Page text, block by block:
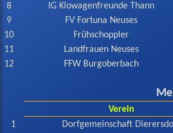
8
IG Klowagenfreunde Thann
9
FV Fortuna Neuses
10
Frühschoppler
11
Landfrauen Neuses
12
FFW Burgoberbach
Verein
1
Dorfgemeinschaft